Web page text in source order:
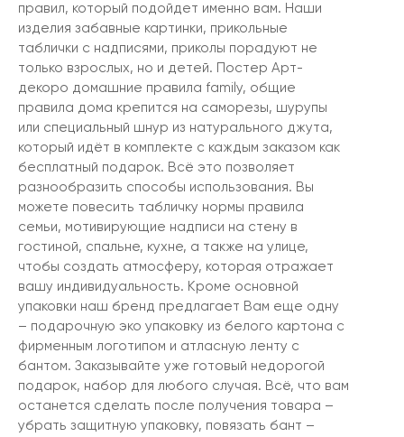
правил, который подойдет именно вам. Наши
изделия забавные картинки, прикольные
таблички с надписями, приколы порадуют не
только взрослых, но и детей. Постер Арт-
декоро домашние правила family, общие
правила дома крепится на саморезы, шурупы
или специальный шнур из натурального джута,
который идёт в комплекте с каждым заказом как
бесплатный подарок. Всё это позволяет
разнообразить способы использования. Вы
можете повесить табличку нормы правила
семьи, мотивирующие надписи на стену в
гостиной, спальне, кухне, а также на улице,
чтобы создать атмосферу, которая отражает
вашу индивидуальность. Кроме основной
упаковки наш бренд предлагает Вам еще одну
– подарочную эко упаковку из белого картона с
фирменным логотипом и атласную ленту с
бантом. Заказывайте уже готовый недорогой
подарок, набор для любого случая. Всё, что вам
останется сделать после получения товара –
убрать защитную упаковку, повязать бант –